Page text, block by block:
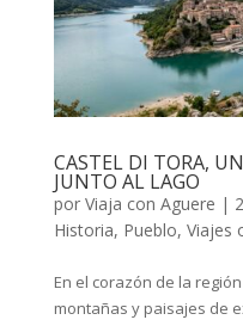
CASTEL DI TORA,
JUNTO AL LAGO
por Viaja con Aguere |
Historia, Pueblo, Viajes
En el corazón de la
montañas y paisajes de